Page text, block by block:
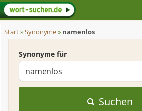
Start»Synonyme» namenlos
Synonyme für
Suchen